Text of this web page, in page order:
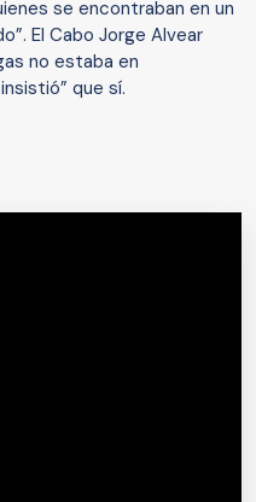
se encontraban en un
El Cabo Jorge Alvear
no estaba en
que sí.